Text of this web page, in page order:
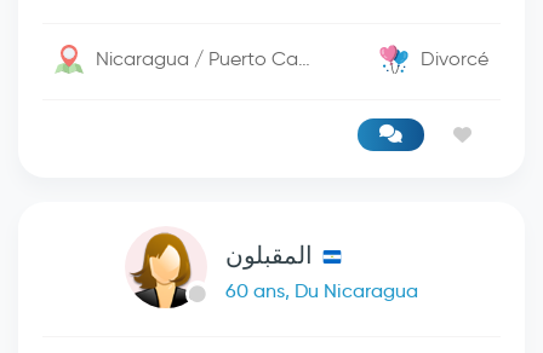
Nicaragua / Puerto Cabezas Divorcé
المقبلون
60 ans, Du Nicaragua